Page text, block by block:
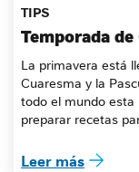
TIPS
Temporada
La primavera está
Cuaresma y la
todo el mundo esta
preparar recetas
Leer más